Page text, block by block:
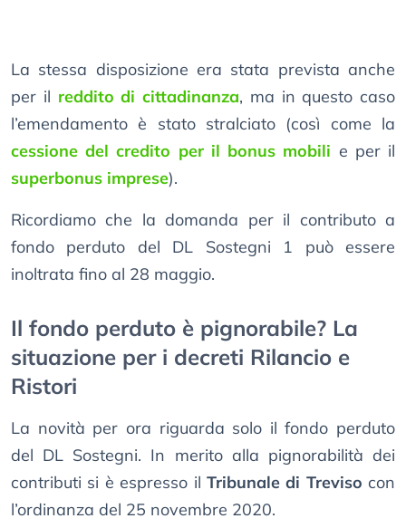
La stessa disposizione era stata prevista anche
per il reddito di cittadinanza, ma in questo caso
l’emendamento è stato stralciato (così come la
cessione del credito per il bonus mobili e per il
superbonus imprese).
Ricordiamo che la domanda per il contributo a
fondo perduto del DL Sostegni 1 può essere
inoltrata fino al 28 maggio.
Il fondo perduto è pignorabile? La
situazione per i decreti Rilancio e
Ristori
La novità per ora riguarda solo il fondo perduto
del DL Sostegni. In merito alla pignorabilità dei
contributi si è espresso il Tribunale di Treviso con
l’ordinanza del 25 novembre 2020.